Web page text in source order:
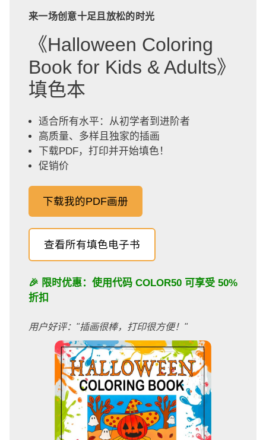
来一场创意十足且放松的时光
《Halloween Coloring
Book for Kids & Adults》
填色本
适合所有水平：从初学者到进阶者
高质量、多样且独家的插画
下载PDF，打印并开始填色！
促销价
下载我的PDF画册
查看所有填色电子书
🎉 限时优惠：使用代码 COLOR50 可享受 50%
折扣
用户好评："插画很棒，打印很方便！"